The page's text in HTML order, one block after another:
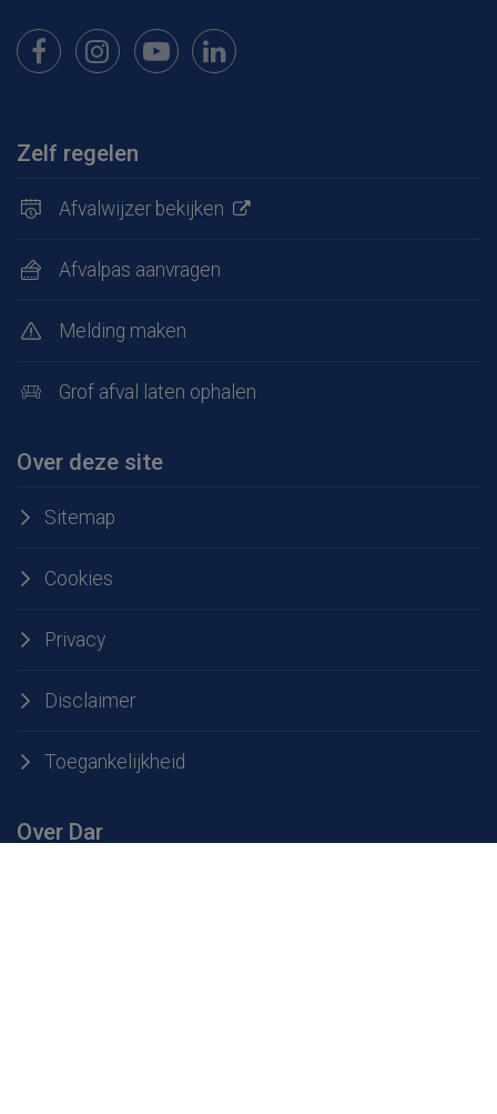
Bekijk onze pagina op Facebook
Bekijk onze pagina op Instagram
Bekijk onze pagina op Youtube
Bekijk onze pagina op LinkedIn
Zelf regelen
Afvalwijzer bekijken
Afvalpas aanvragen
Melding maken
Grof afval laten ophalen
Over deze site
Sitemap
Cookies
Privacy
Disclaimer
Toegankelijkheid
Over Dar